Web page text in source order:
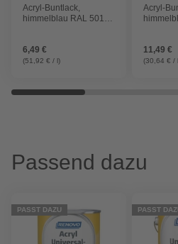
Acryl-Buntlack,
himmelblau RAL 5015,
6,49 €
(51,92 € / l)
Acryl-
11,49 €
(30,64 € /
Passend dazu
PASST DAZU PASST